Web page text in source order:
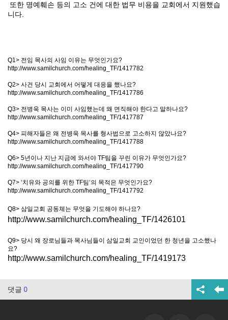
또한 명예훼손 등의 고소 건에 대한 법무 비용을 교회에서 지원했습
니다
Q1> 전임 목사의 사임 이유는 무엇인가요?
http://www.samilchurch.com/healing_TF/1417782
Q2> 사건 당시 교회에서 어떻게 대응을 했나요?
http://www.samilchurch.com/healing_TF/1417786
Q3> 전병욱 목사는 이미 사임했는데 왜 면직해야 한다고 말하나요?
http://www.samilchurch.com/healing_TF/1417787
Q4> 피해자들은 왜 전병욱 목사를 형사법으로 고소하지 않았나요?
http://www.samilchurch.com/healing_TF/1417788
Q6> 5년이나 지난 지금에 와서야 TF팀을 꾸린 이유가 무엇인가요?
http://www.samilchurch.com/healing_TF/1417790
Q7> ‘치유와 공의를 위한 TF팀‘의 목적은 무엇인가요?
http://www.samilchurch.com/healing_TF/1417792
Q8> 삼일교회 공동체는 무엇을 기도해야 하나요?
http://www.samilchurch.com/healing_TF/1426101
Q9> 당시 왜 장로님들과 목사님들이 삼일교회 교인이었던 한 청년을 고소했나
요?
http://www.samilchurch.com/healing_TF/1419173
댓글 0